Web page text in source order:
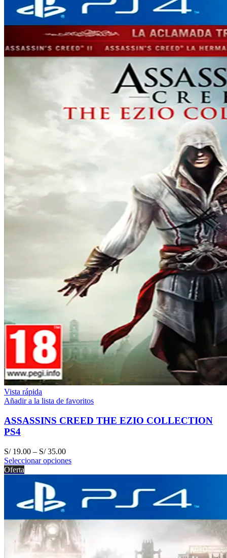
Vista rápida
Añadir a la lista de favoritos
ASSASSINS CREED THE EZIO COLLECTION
PS4
S/19.00 – S/35.00
Seleccionar opciones
Oferta